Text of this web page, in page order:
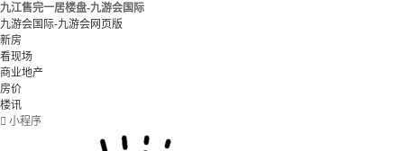
九江售完一居楼盘-九游会国际
九游会国际-九游会网页版
新房
看现场
商业地产
房价
楼讯
 小程序